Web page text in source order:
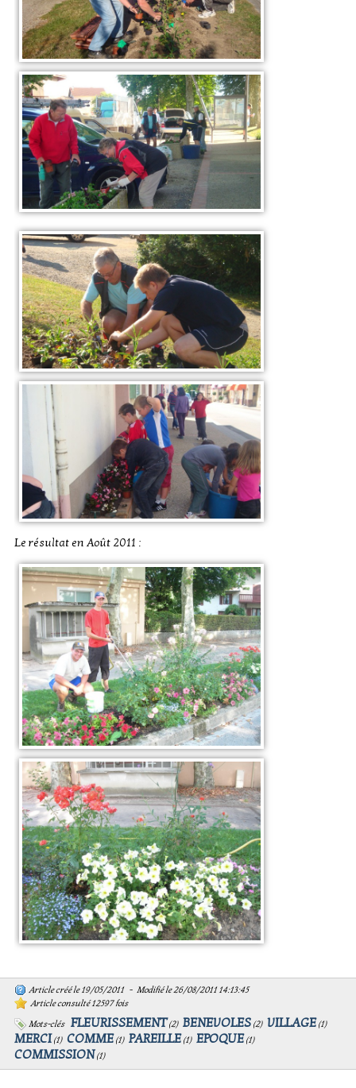
Le résultat en Août 2011 :
Article créé le 19/05/2011 - Modifié le 26/08/2011 14:13:45
Article consulté 12597 fois
Mots-clés
FLEURISSEMENT (2) BENEVOLES (2) VILLAGE (1)
MERCI (1) COMME (1) PAREILLE (1) EPOQUE (1)
COMMISSION (1)